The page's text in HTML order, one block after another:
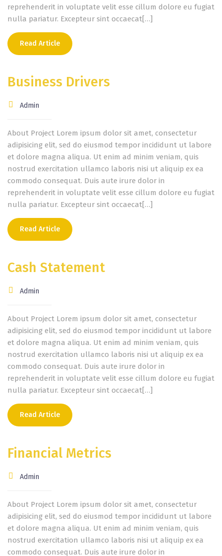
reprehenderit in voluptate velit esse cillum dolore eu fugiat
nulla pariatur. Excepteur sint occaecat[…]
Read Article
Business Drivers
Admin
About Project Lorem ipsum dolor sit amet, consectetur
adipisicing elit, sed do eiusmod tempor incididunt ut labore
et dolore magna aliqua. Ut enim ad minim veniam, quis
nostrud exercitation ullamco laboris nisi ut aliquip ex ea
commodo consequat. Duis aute irure dolor in
reprehenderit in voluptate velit esse cillum dolore eu fugiat
nulla pariatur. Excepteur sint occaecat[…]
Read Article
Cash Statement
Admin
About Project Lorem ipsum dolor sit amet, consectetur
adipisicing elit, sed do eiusmod tempor incididunt ut labore
et dolore magna aliqua. Ut enim ad minim veniam, quis
nostrud exercitation ullamco laboris nisi ut aliquip ex ea
commodo consequat. Duis aute irure dolor in
reprehenderit in voluptate velit esse cillum dolore eu fugiat
nulla pariatur. Excepteur sint occaecat[…]
Read Article
Financial Metrics
Admin
About Project Lorem ipsum dolor sit amet, consectetur
adipisicing elit, sed do eiusmod tempor incididunt ut labore
et dolore magna aliqua. Ut enim ad minim veniam, quis
nostrud exercitation ullamco laboris nisi ut aliquip ex ea
commodo consequat. Duis aute irure dolor in